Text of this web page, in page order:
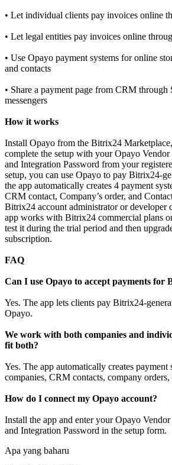
• Let individual clients pay invoices online
• Let legal entities pay invoices online
• Use Opayo payment systems for online
and contacts
• Share a payment page from CRM through
messengers
How it works
Install Opayo from the Bitrix24
complete the setup with your Opayo
and Integration Password from your
setup, you can use Opayo to pay Bitrix24-
the app automatically creates 4 payment
CRM contact, Company’s order, and
Bitrix24 account administrator or developer
app works with Bitrix24 commercial plans
test it during the trial period and then
subscription.
FAQ
Can I use Opayo to accept payments for
Yes. The app lets clients pay Bitrix24-
Opayo.
We work with both companies and
fit both?
Yes. The app automatically creates
companies, CRM contacts, company orders,
How do I connect my Opayo account?
Install the app and enter your Opayo
and Integration Password in the setup form.
Apa yang baharu